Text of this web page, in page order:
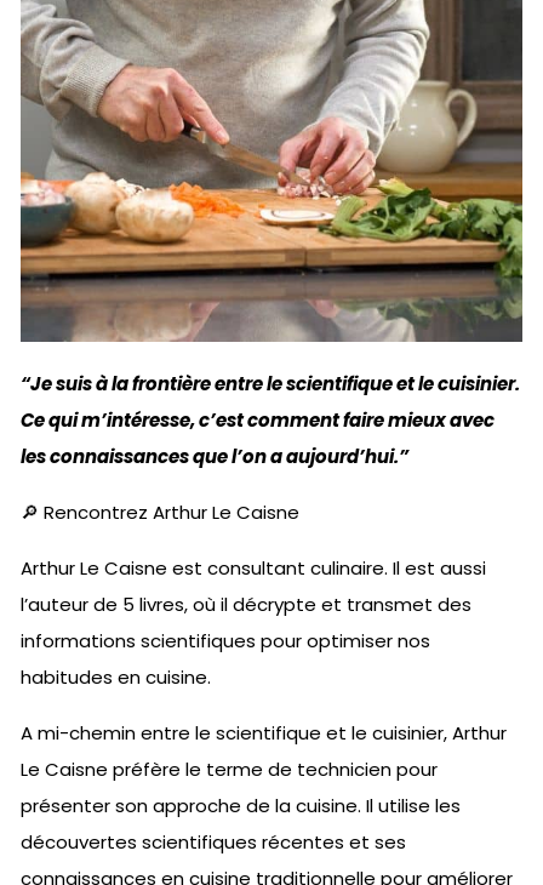
“Je suis à la frontière entre le scientifique et le cuisinier.
Ce qui m’intéresse, c’est comment faire mieux avec
les connaissances que l’on a aujourd’hui.”
🔎 Rencontrez Arthur Le Caisne
Arthur Le Caisne est consultant culinaire. Il est aussi
l’auteur de 5 livres, où il décrypte et transmet des
informations scientifiques pour optimiser nos
habitudes en cuisine.
A mi-chemin entre le scientifique et le cuisinier, Arthur
Le Caisne préfère le terme de technicien pour
présenter son approche de la cuisine. Il utilise les
découvertes scientifiques récentes et ses
connaissances en cuisine traditionnelle pour améliorer